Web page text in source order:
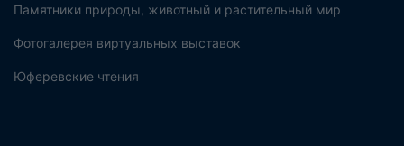
Памятники природы, животный и растительный мир
Фотогалерея виртуальных выставок
Юферевские чтения